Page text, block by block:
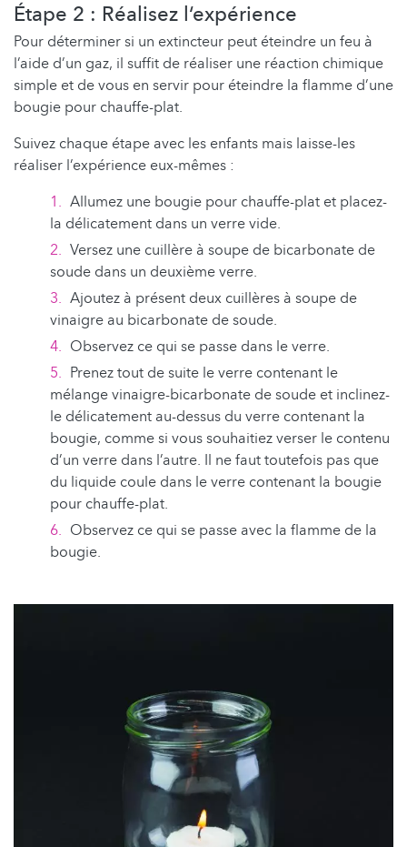
Étape 2 : Réalisez l‘expérience
Pour déterminer si un extincteur peut éteindre un feu à
l’aide d’un gaz, il suffit de réaliser une réaction chimique
simple et de vous en servir pour éteindre la flamme d’une
bougie pour chauffe-plat.
Suivez chaque étape avec les enfants mais laisse-les
réaliser l’expérience eux-mêmes :
Allumez une bougie pour chauffe-plat et placez-
la délicatement dans un verre vide.
Versez une cuillère à soupe de bicarbonate de
soude dans un deuxième verre.
Ajoutez à présent deux cuillères à soupe de
vinaigre au bicarbonate de soude.
Observez ce qui se passe dans le verre.
Prenez tout de suite le verre contenant le
mélange vinaigre-bicarbonate de soude et inclinez-
le délicatement au-dessus du verre contenant la
bougie, comme si vous souhaitiez verser le contenu
d’un verre dans l’autre. Il ne faut toutefois pas que
du liquide coule dans le verre contenant la bougie
pour chauffe-plat.
Observez ce qui se passe avec la flamme de la
bougie.